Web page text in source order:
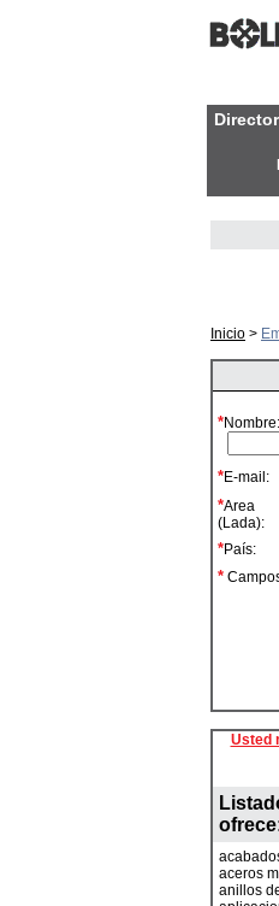
Inicio >
*Nombre:
*E-mail:
*Area
(Lada):
*País:
*
Usted
aceros
anillos